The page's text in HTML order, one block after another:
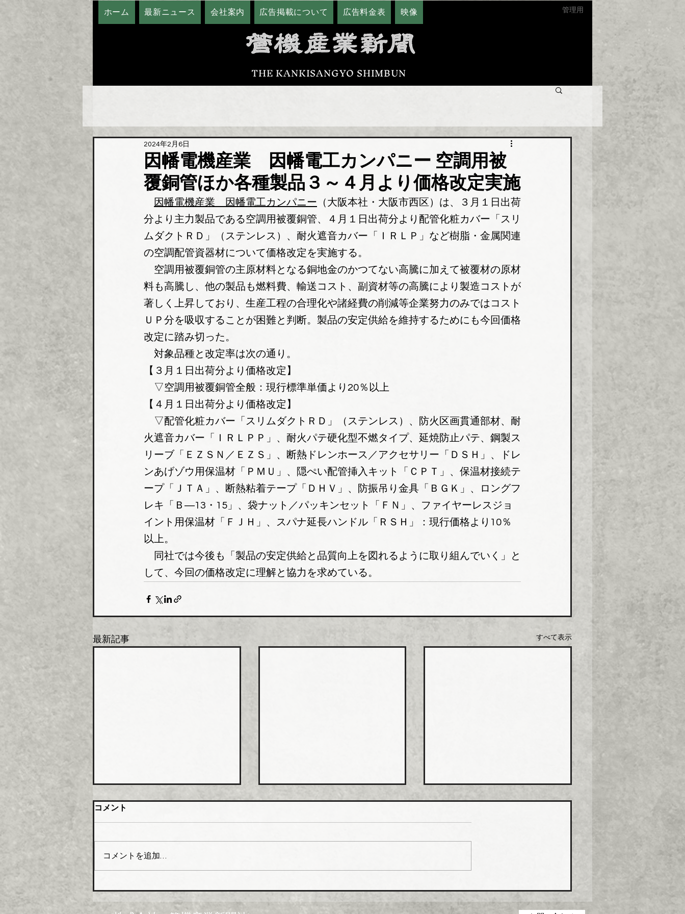
ホーム 最新ニュース 会社案内 広告掲載について 広告料金表 映像
THE KANKISANGYO SHIMBUN
管理用
因幡電機産業 因幡電工カンパニー 空調用被
覆銅管ほか各種製品３～４月より価格改定実施
2024年2月6日
因幡電機産業　因幡電工カンパニー （大阪本社・大阪市西区）は、３月１日出荷
分より主力製品である空調用被覆銅管、４月１日出荷分より配管化粧カバー「スリ
ムダクトＲＤ」（ステンレス）、耐火遮音カバー「ＩＲＬＰ」など樹脂・金属関連
の空調配管資器材について価格改定を実施する。
空調用被覆銅管の主原材料となる銅地金のかつてない高騰に加えて被覆材の原材
料も高騰し、他の製品も燃料費、輸送コスト、副資材等の高騰により製造コストが
著しく上昇しており、生産工程の合理化や諸経費の削減等企業努力のみではコスト
ＵＰ分を吸収することが困難と判断。製品の安定供給を維持するためにも今回価格
改定に踏み切った。
対象品種と改定率は次の通り。
【３月１日出荷分より価格改定】
▽空調用被覆銅管全般：現行標準単価より20％以上
【４月１日出荷分より価格改定】
▽配管化粧カバー「スリムダクトＲＤ」（ステンレス）、防火区画貫通部材、耐
火遮音カバー「ＩＲＬＰＰ」、耐火パテ硬化型不燃タイプ、延焼防止パテ、鋼製ス
リーブ「ＥＺＳＮ／ＥＺＳ」、断熱ドレンホース／アクセサリー「ＤＳＨ」、ドレ
ンあげゾウ用保温材「ＰＭＵ」、隠ぺい配管挿入キット「ＣＰＴ」、保温材接続テ
ープ「ＪＴＡ」、断熱粘着テープ「ＤＨＶ」、防振吊り金具「ＢＧＫ」、ロングフ
レキ「Ｂ―13・15」、袋ナット／パッキンセット「ＦＮ」、ファイヤーレスジョ
イント用保温材「ＦＪＨ」、スパナ延長ハンドル「ＲＳＨ」：現行価格より10％
以上。
同社では今後も「製品の安定供給と品質向上を図れるように取り組んでいく」と
して、今回の価格改定に理解と協力を求めている。
最新記事 すべて表示
橋本総業 新関西配送センタ
ー開設
貞一氏）はこのほど関西№１の
在庫アイテムと物流体制の強化
ターとして業務を開始した。
日本継手 管継手など９月か
手やコア継手、ステンレスねじ
価格改定を実施する。 管継手
積水化学工業 強化プラ複合
上げ
０月１日出荷分から１０％以上
コメント
コメントを追加…